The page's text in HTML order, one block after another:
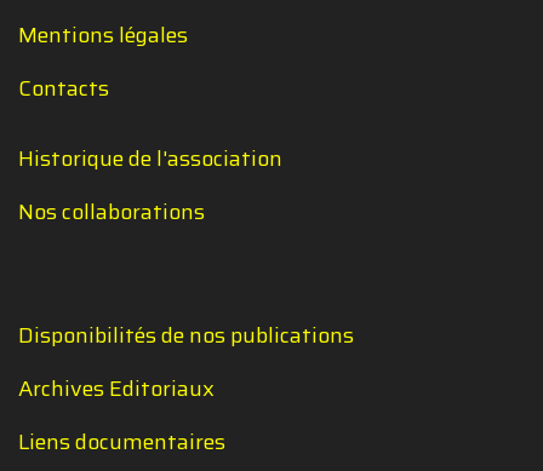
Mentions légales
Contacts
Historique de l'association
Nos collaborations
Disponibilités de nos publications
Archives Editoriaux
Liens documentaires